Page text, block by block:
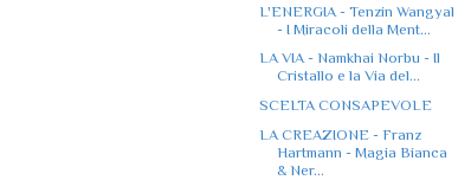
L'ENERGIA - Tenzin Wangyal
- I Miracoli della Ment...
LA VIA - Namkhai Norbu - Il
Cristallo e la Via del...
SCELTA CONSAPEVOLE
LA CREAZIONE - Franz
Hartmann - Magia Bianca
& Ner...